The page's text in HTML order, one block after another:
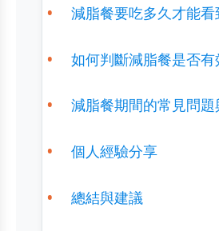
減脂餐要吃多久才能看
如何判斷減脂餐是否有
減脂餐期間的常見問
個人經驗分享
總結與建議